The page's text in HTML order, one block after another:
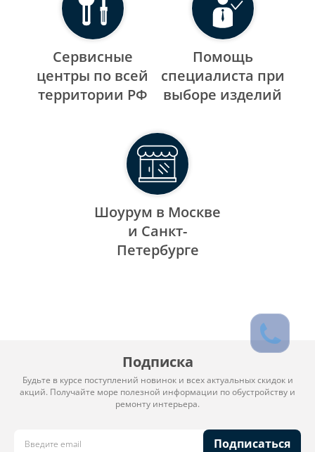
Сервисные
центры по всей
территории РФ
Помощь
специалиста при
выборе изделий
Шоурум в Москве
и Санкт-
Петербурге
Подписка
Будьте в курсе поступлений новинок и всех актуальных скидок и
акций. Получайте море полезной информации по обустройству и
ремонту интерьера.
Подписаться